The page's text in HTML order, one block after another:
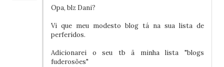
Opa, blz Dani?
Vi que meu modesto blog tá na sua lista de
perferidos.
Adicionarei o seu tb ã minha lista "blogs
fuderosões"